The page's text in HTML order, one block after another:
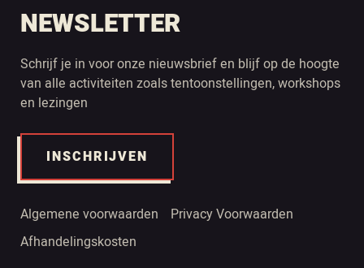
NEWSLETTER
Schrijf je in voor onze nieuwsbrief en blijf op de hoogte
van alle activiteiten zoals tentoonstellingen, workshops
en lezingen
INSCHRIJVEN
Algemene voorwaarden
Privacy Voorwaarden
Afhandelingskosten